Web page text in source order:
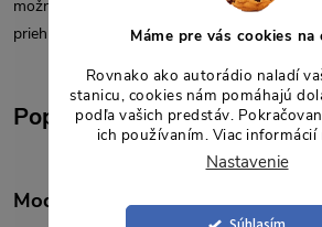
Máme pre vás cookies na
Rovnako ako autorádio naladí
stanicu, cookies nám pomáhajú
podľa vašich predstáv.
ich používaním. Viac informácií
Nastavenie
možné vyviesť na vhodné miesto v
priehradky pred spolujazdcom.
Popis jednotlivých
Model 4S9701 (4+32 GB) –